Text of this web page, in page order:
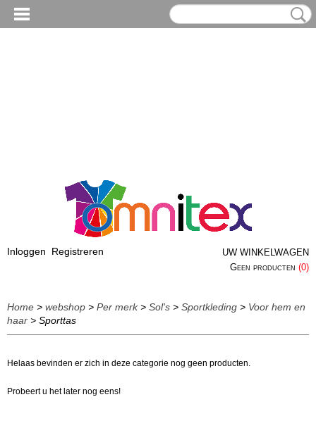
Inloggen Registreren
UW WINKELWAGEN
Geen producten (0)
Home > webshop > Per merk> Sol's > Sportkleding > Voor hem en
haar > Sporttas
Helaas bevinden er zich in deze categorie nog geen producten.
Probeert u het later nog eens!